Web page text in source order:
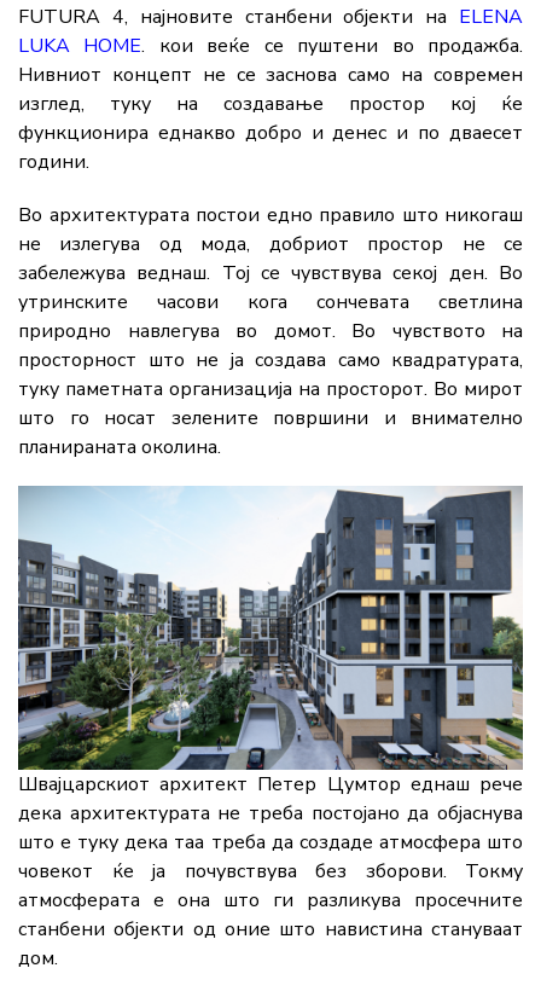
FUTURA 4, најновите станбени објекти на ELENA
LUKA HOME. кои веќе се пуштени во продажба.
Нивниот концепт не се заснова само на современ
изглед, туку на создавање простор кој ќе
функционира еднакво добро и денес и по дваесет
години.
Во архитектурата постои едно правило што никогаш
не излегува од мода, добриот простор не се
забележува веднаш. Тој се чувствува секој ден. Во
утринските часови кога сончевата светлина
природно навлегува во домот. Во чувството на
просторност што не ја создава само квадратурата,
туку паметната организација на просторот. Во мирот
што го носат зелените површини и внимателно
планираната околина.
Швајцарскиот архитект Петер Цумтор еднаш рече
дека архитектурата не треба постојано да објаснува
што е туку дека таа треба да создаде атмосфера што
човекот ќе ја почувствува без зборови. Токму
атмосферата е она што ги разликува просечните
станбени објекти од оние што навистина стануваат
дом.